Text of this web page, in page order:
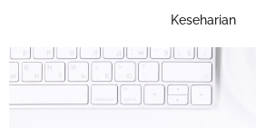
Keseharian